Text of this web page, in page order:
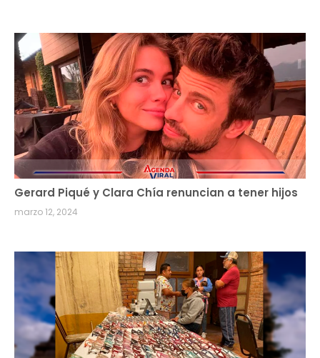
Gerard Piqué y Clara Chía renuncian a tener hijos
marzo 12, 2024